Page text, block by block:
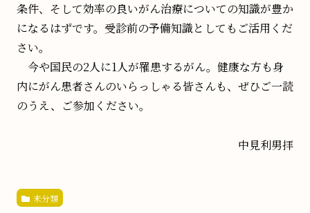
条件、そして効率の良いがん治療についての知識が豊か
になるはずです。受診前の予備知識としてもご活用くだ
さい。
今や国民の2人に1人が罹患するがん。健康な方も身
内にがん患者さんのいらっしゃる皆さんも、ぜひご一読
のうえ、ご参加ください。
中見利男拝
未分類